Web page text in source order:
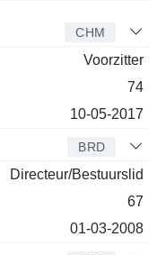
CHM
Voorzitter
74
10-05-2017
BRD
Directeur/Bestuurslid
67
01-03-2008